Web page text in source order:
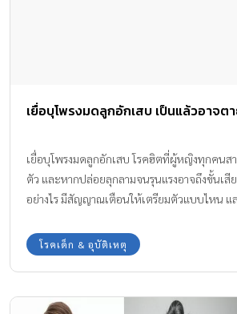
เยื่อบุโพรงมดลูกอักเสบ เป็นแล้วอาจต
เยื่อบุโพรงมดลูกอักเสบ โรคฮิตที่ผู้หญิงทุกคนสา
ตัว และหากปล่อยลุกลามจนรุนแรงอาจถึงขั้นเสี
อย่างไร มีสัญญาณเตือนให้เตรียมตัวแบบไหน แ
โรคเด็ก & อุบัติเหตุ